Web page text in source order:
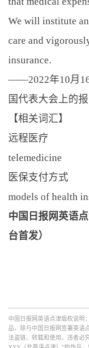
We will institute
care and
insurance.
——2022年10月
国代表大会上的
【相关词汇】
远程医疗
telemedicine
医保支付方式
models of health
中国日报网英语
台首发）
中国日报网英语点津版权说明
品，除与中国日报网签署英语
法盗链、转载和使用，违者必